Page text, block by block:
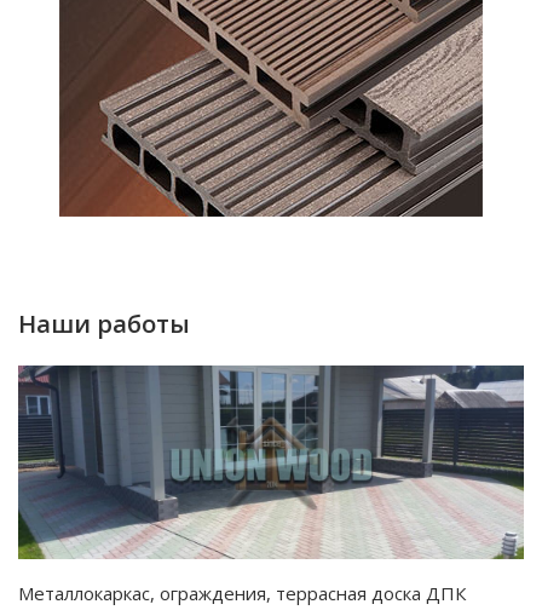
Наши работы
Металлокаркас, ограждения, террасная доска ДПК